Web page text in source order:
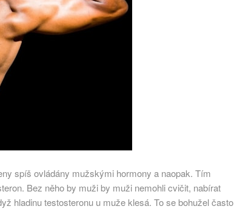
spíš ovládány mužskými hormony a naopak. Tím
Bez něho by muži by muži nemohli cvičit, nabírat
hladinu testosteronu u muže klesá. To se bohužel často